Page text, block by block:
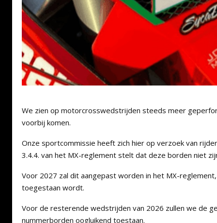
We zien op motorcrosswedstrijden steeds meer
voorbij komen.
Onze sportcommissie heeft zich hier op verzoek van
3.4.4. van het MX-reglement stelt dat deze borden niet
Voor 2027 zal dit aangepast worden in het MX-
toegestaan wordt.
Voor de resterende wedstrijden van 2026 zullen we de
nummerborden oogluikend toestaan.